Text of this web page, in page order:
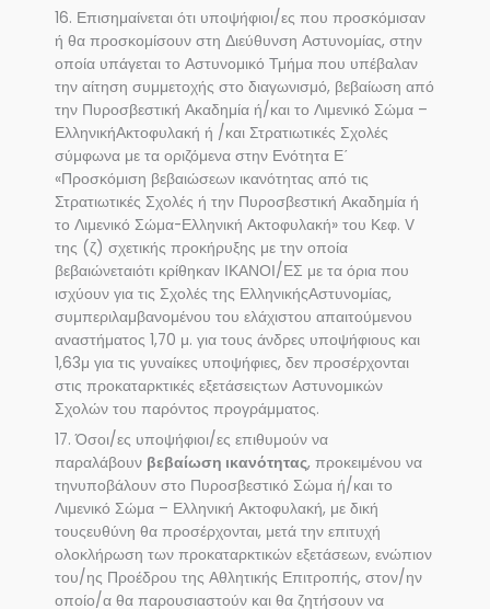
16. Επισημαίνεται ότι υποψήφιοι/ες που προσκόμισαν
ή θα προσκομίσουν στη Διεύθυνση Αστυνομίας, στην
οποία υπάγεται το Αστυνομικό Τμήμα που υπέβαλαν
την αίτηση συμμετοχής στο διαγωνισμό, βεβαίωση από
την Πυροσβεστική Ακαδημία ή/και το Λιμενικό Σώμα –
ΕλληνικήΑκτοφυλακή ή /και Στρατιωτικές Σχολές
σύμφωνα με τα οριζόμενα στην Ενότητα Ε΄
«Προσκόμιση βεβαιώσεων ικανότητας από τις
Στρατιωτικές Σχολές ή την Πυροσβεστική Ακαδημία ή
το Λιμενικό Σώμα-Ελληνική Ακτοφυλακή» του Κεφ. V
της (ζ) σχετικής προκήρυξης με την οποία
βεβαιώνεταιότι κρίθηκαν ΙΚΑΝΟΙ/ΕΣ με τα όρια που
ισχύουν για τις Σχολές της ΕλληνικήςΑστυνομίας,
συμπεριλαμβανομένου του ελάχιστου απαιτούμενου
αναστήματος 1,70 μ. για τους άνδρες υποψήφιους και
1,63μ για τις γυναίκες υποψήφιες, δεν προσέρχονται
στις προκαταρκτικές εξετάσειςτων Αστυνομικών
Σχολών του παρόντος προγράμματος.
17. Όσοι/ες υποψήφιοι/ες επιθυμούν να
παραλάβουν βεβαίωση ικανότητας, προκειμένου να
τηνυποβάλουν στο Πυροσβεστικό Σώμα ή/και το
Λιμενικό Σώμα – Ελληνική Ακτοφυλακή, με δική
τουςευθύνη θα προσέρχονται, μετά την επιτυχή
ολοκλήρωση των προκαταρκτικών εξετάσεων, ενώπιον
του/ης Προέδρου της Αθλητικής Επιτροπής, στον/ην
οποίο/α θα παρουσιαστούν και θα ζητήσουν να